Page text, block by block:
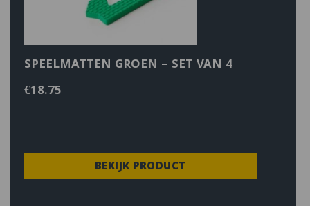
SPEELMATTEN GROEN – SET VAN 4
€18.75
BEKIJK PRODUCT